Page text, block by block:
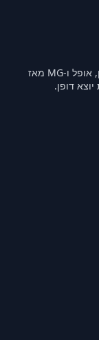
השותף המהימן שלכם לחלקי חילוף פיג'ו, סיטרואן, אופל ו-MG מאז